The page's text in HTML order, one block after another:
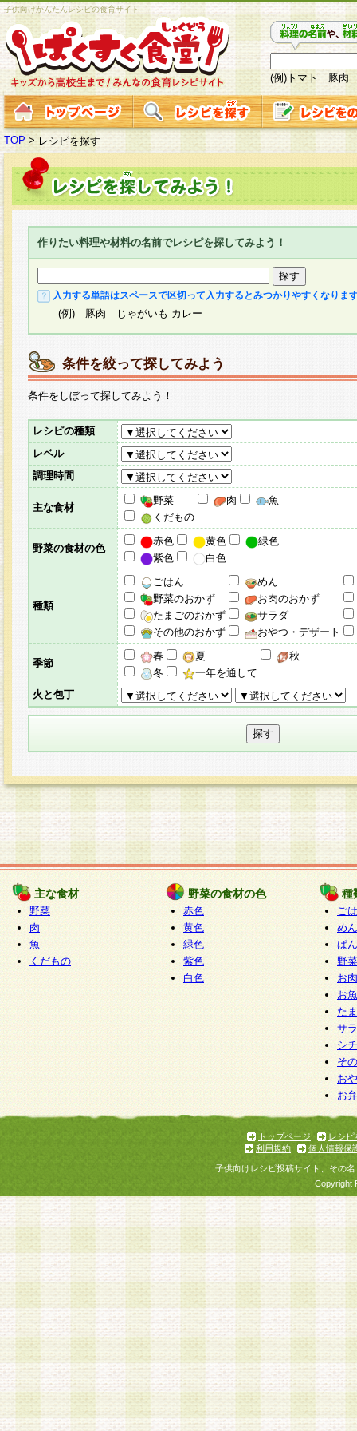
子供向けかんたんレシピの食育サイト
(例)トマト 豚肉
TOP > レシピを探す
作りたい料理や材料の名前でレシピを探してみよう！
入力する単語はスペースで区切って入力するとみつかりやすくなりま
(例) 豚肉 じゃがいも カレー
条件を絞って探してみよう
条件をしぼって探してみよう！
レシピの種類
レベル
調理時間
主な食材
野菜 肉
魚
くだもの
野菜の食材の色
赤色 黄色
緑色
紫色
白色
種類
ごはん
めん
野菜のおかず
お肉のおかず
たまごのおかず
サラダ
その他のおかず
おやつ・デザート
季節
春 夏
秋
冬
一年を通して
火と包丁
主な食材
野菜
肉
魚
くだもの
野菜の食材の色
赤色
黄色
緑色
紫色
白色
種
ご
めん
ぱん
野
お
お
た
サ
シ
そ
お
お
トップページ
レシピ
利用規約
個人情報保
子供向けレシピ投稿サイト、その
Copyright